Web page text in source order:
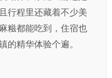
行程里还藏着不少美
糍都能吃到，住宿也
的精华体验个遍。